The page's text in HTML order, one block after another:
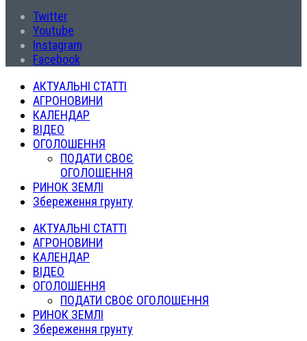
Twitter
Youtube
Instagram
Facebook
АКТУАЛЬНІ СТАТТІ
АГРОНОВИНИ
КАЛЕНДАР
ВІДЕО
ОГОЛОШЕННЯ
ПОДАТИ СВОЄ
ОГОЛОШЕННЯ
РИНОК ЗЕМЛІ
Збереження грунту
АКТУАЛЬНІ СТАТТІ
АГРОНОВИНИ
КАЛЕНДАР
ВІДЕО
ОГОЛОШЕННЯ
ПОДАТИ СВОЄ ОГОЛОШЕННЯ
РИНОК ЗЕМЛІ
Збереження грунту